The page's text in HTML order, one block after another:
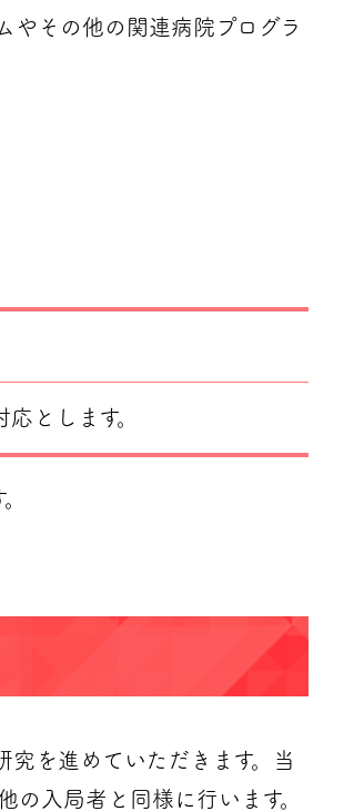
やその他の関連病院プログラ
とします。
を進めていただきます。当
入局者と同様に行います。